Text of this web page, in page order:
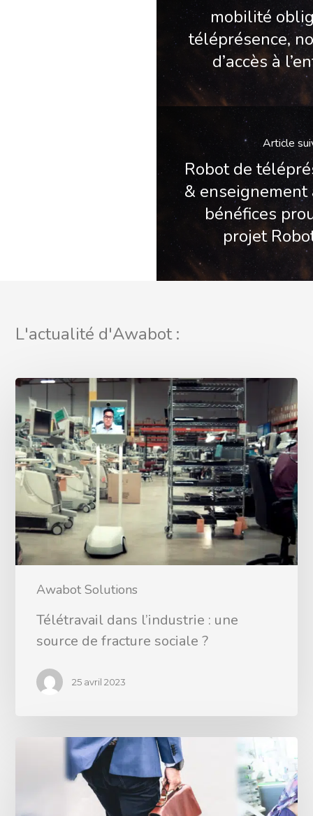
mobilité
téléprésence,
d’accès à
Article
Robot de
& enseignement
bénéfices
projet
L'actualité d'Awabot :
Awabot Solutions
Télétravail dans l’industrie : une
source de fracture sociale ?
25 avril 2023